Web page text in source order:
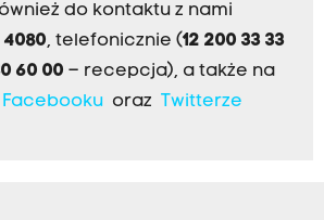
do kontaktu z nami
4080, telefonicznie (12 200 33 33
60 00 – recepcja), a także na
Facebookuoraz Twitterze